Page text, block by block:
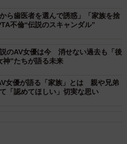
（30代）
ったからホテルで添い寝しま
関係を持とうと思ったけど何
という回答もあったそうです
寝た」「友達だから性的な部
が、多く見られたそうです。
ら歯医者を選んで誘惑」「家族を捨
不倫“伝説のスキャンダル”
のAV女優は今 消せない過去も「後
神”たちが語る未来
女優が語る「家族」とは 親や兄弟
「認めてほしい」切実な思い